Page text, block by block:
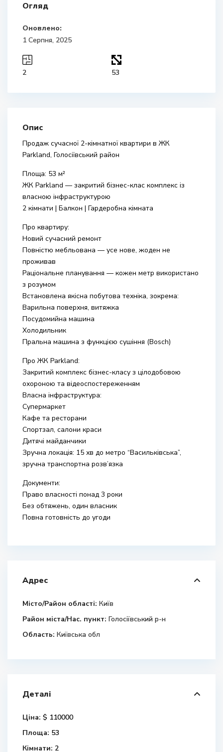
Огляд
Оновлено:
1 Серпня, 2025
2 53
Опис
Продаж сучасної 2-кімнатної квартири в ЖК
Parkland, Голосіївський район
Площа: 53 м²
ЖК Parkland — закритий бізнес-клас комплекс із
власною інфраструктурою
2 кімнати | Балкон | Гардеробна кімната
Про квартиру:
Новий сучасний ремонт
Повністю мебльована — усе нове, жоден не
проживав
Раціональне планування — кожен метр використано
з розумом
Встановлена якісна побутова техніка, зокрема:
Варильна поверхня, витяжка
Посудомийна машина
Холодильник
Пральна машина з функцією сушіння (Bosch)
Про ЖК Parkland:
Закритий комплекс бізнес-класу з цілодобовою
охороною та відеоспостереженням
Власна інфраструктура:
Супермаркет
Кафе та ресторани
Спортзал, салони краси
Дитячі майданчики
Зручна локація: 15 хв до метро “Васильківська”,
зручна транспортна розв’язка
Документи:
Право власності понад 3 роки
Без обтяжень, один власник
Повна готовність до угоди
Адрес
Місто/Район області: Київ
Район міста/Нас. пункт: Голосіївський р-н
Область: Київська обл
Деталі
Ціна: $ 110000
Площа: 53
Кімнати: 2